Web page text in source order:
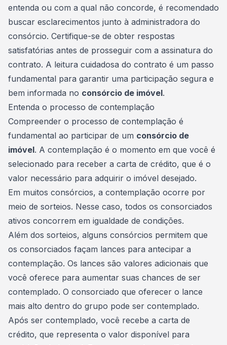
entenda ou com a qual não concorde, é recomendado
buscar esclarecimentos junto à administradora do
consórcio. Certifique-se de obter respostas
satisfatórias antes de prosseguir com a assinatura do
contrato. A leitura cuidadosa do contrato é um passo
fundamental para garantir uma participação segura e
bem informada no consórcio de imóvel.
Entenda o processo de contemplação
Compreender o processo de contemplação é
fundamental ao participar de um consórcio de
imóvel. A contemplação é o momento em que você é
selecionado para receber a carta de crédito, que é o
valor necessário para adquirir o imóvel desejado.
Em muitos consórcios, a contemplação ocorre por
meio de sorteios. Nesse caso, todos os consorciados
ativos concorrem em igualdade de condições.
Além dos sorteios, alguns consórcios permitem que
os consorciados façam lances para antecipar a
contemplação. Os lances são valores adicionais que
você oferece para aumentar suas chances de ser
contemplado. O consorciado que oferecer o lance
mais alto dentro do grupo pode ser contemplado.
Após ser contemplado, você recebe a carta de
crédito, que representa o valor disponível para